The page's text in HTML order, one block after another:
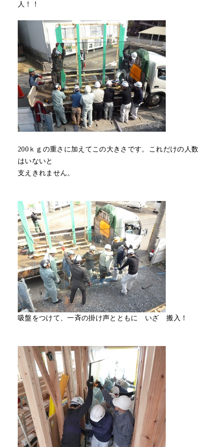
人！！
200ｋｇの重さに加えてこの大きさです。これだけの人数
はいないと
支えきれません。
吸盤をつけて、一斉の掛け声とともに いざ 搬入！